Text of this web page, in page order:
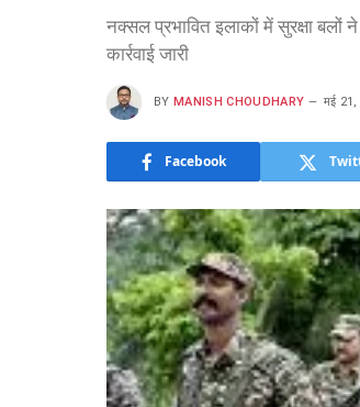
नक्सल प्रभावित इलाकों में सुरक्षा बलों
कार्रवाई जारी
BY MANISH CHOUDHARY मई
Facebook